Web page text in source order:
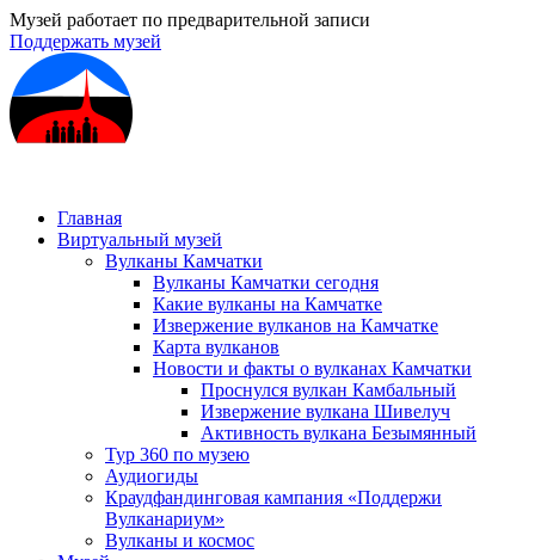
Музей работает по предварительной записи
Поддержать музей
Главная
Виртуальный музей
Вулканы Камчатки
Вулканы Камчатки сегодня
Какие вулканы на Камчатке
Извержение вулканов на Камчатке
Карта вулканов
Новости и факты о вулканах Камчатки
Проснулся вулкан Камбальный
Извержение вулкана Шивелуч
Активность вулкана Безымянный
Тур 360 по музею
Аудиогиды
Краудфандинговая кампания «Поддержи
Вулканариум»
Вулканы и космос